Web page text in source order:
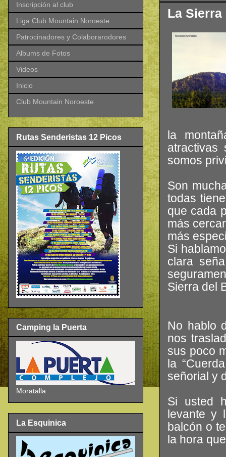
La Sierra
la
somos
Son
todas
que cada
más
más
Si
clara
Sierra del
No hablo
nos
sus poco
la
señorial y
Si usted
levante y
balcón o
la hora
Inscripción al club
Liga Club Mountain Noroeste
Patrocinadores y Colaborarodores
Albums de Fotos
Videos
Inicio
Club Mountain Noroeste
Rutas Senderistas 12 Picos
Camping la Puerta
Moratalla
La Esquinica